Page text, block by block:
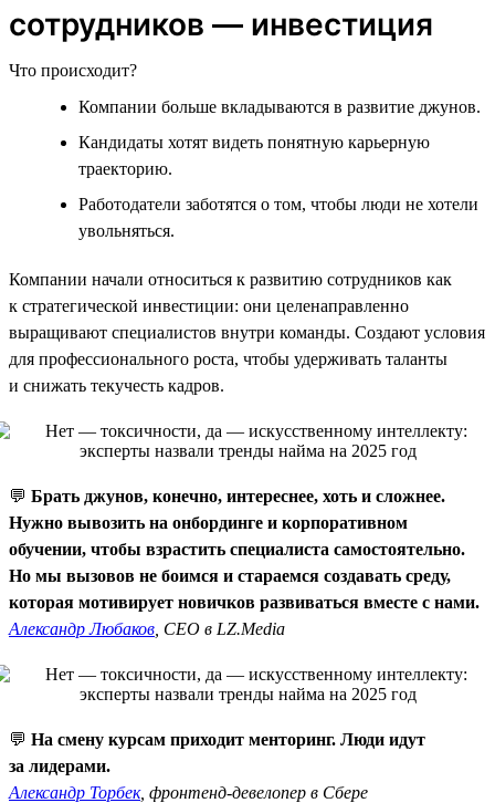
сотрудников — инвестиция
Что происходит?
Компании больше вкладываются в развитие джунов.
Кандидаты хотят видеть понятную карьерную
траекторию.
Работодатели заботятся о том, чтобы люди не хотели
увольняться.
Компании начали относиться к развитию сотрудников как
к стратегической инвестиции: они целенаправленно
выращивают специалистов внутри команды. Создают условия
для профессионального роста, чтобы удерживать таланты
и снижать текучесть кадров.
💬 Брать джунов, конечно, интереснее, хоть и сложнее.
Нужно вывозить на онбординге и корпоративном
обучении, чтобы взрастить специалиста самостоятельно.
Но мы вызовов не боимся и стараемся создавать среду,
которая мотивирует новичков развиваться вместе с нами.
Александр Любаков , CEO в LZ.Media
💬 На смену курсам приходит менторинг. Люди идут
за лидерами.
Александр Торбек, фронтенд-девелопер в Сбере